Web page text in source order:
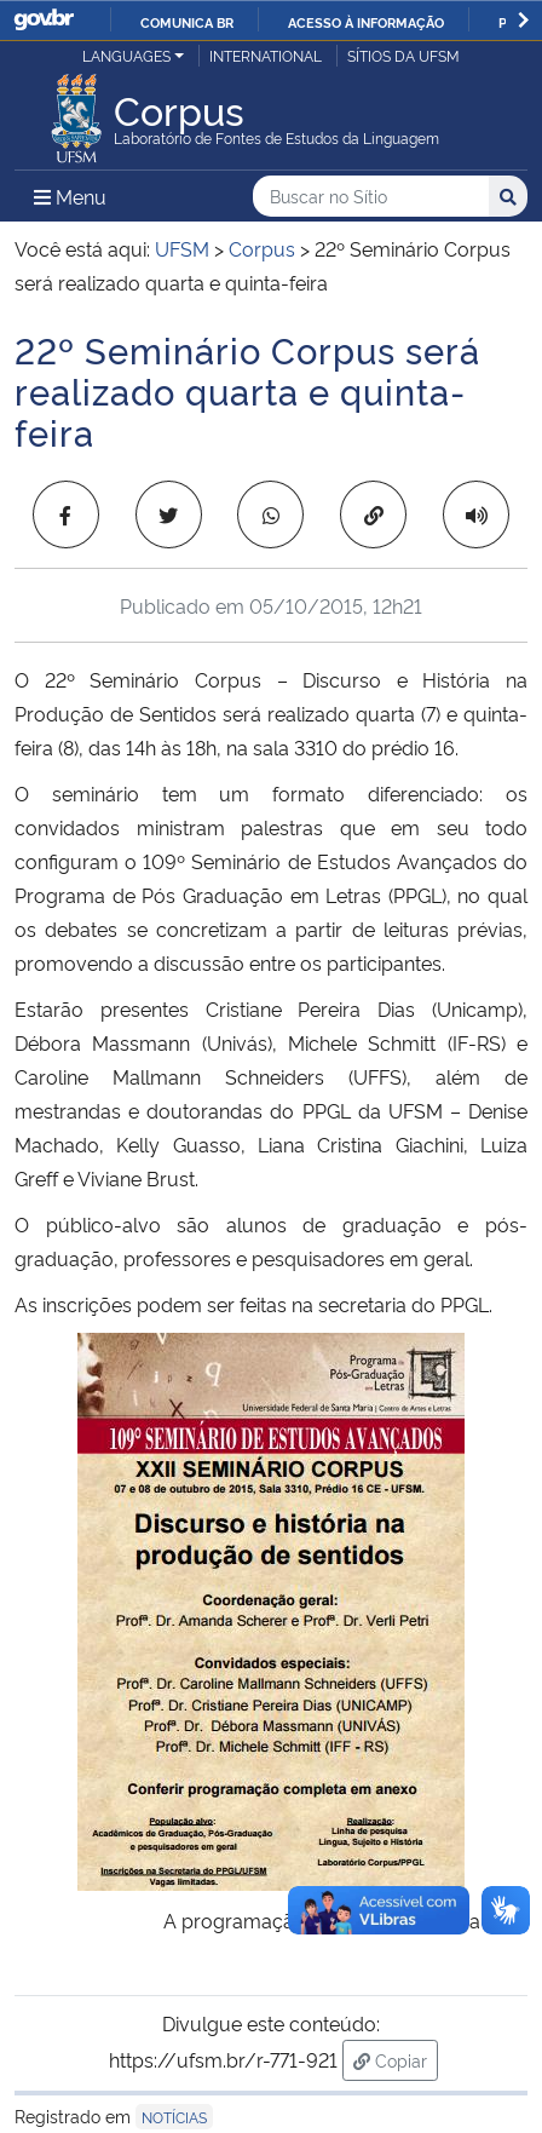
IR
COMUNICA BR ACESSO À INFORMAÇÃO
Ministério da Justiça e Segurança Pública
Ministério da Defesa
Ministério das Relações Exteriores
Ministério da Infraestrutura
Ministério da Agricultura, Pecuária e Abastecimento
Ministério da Educação
Ministério de Minas e Energia
Ministério da Ciência, Tecnologia, Inovações e Comunicações
Ministério do Meio Ambiente
Controladoria-Geral da União
Ministério da Mulher, da Família e dos Direitos Humanos
Secretaria-Geral
Gabinete de Segurança Institucional
Advocacia-Geral da União
Banco Central do Brasil
LANGUAGES INTERNATIONAL SÍTIOS DA UFSM
Corpus
Laboratório de Fontes de Estudos da Linguagem
Menu Menu Principal do Sítio
Busca
Buscar no no Sítio
Busca:
Você está aqui: UFSM >Corpus >22º Seminário Corpus
será realizado quarta e quinta-feira
Início do conteúdo
22º Seminário Corpus será
realizado quarta e quinta-
feira
Copiar para área
Publicado em 05/10/2015, 12h21
O 22º Seminário Corpus – Discurso e História na
Produção de Sentidos será realizado quarta (7) e quinta-
feira (8), das 14h às 18h, na sala 3310 do prédio 16.
O seminário tem um formato diferenciado: os
convidados ministram palestras que em seu todo
configuram o 109º Seminário de Estudos Avançados do
Programa de Pós Graduação em Letras (PPGL), no qual
os debates se concretizam a partir de leituras prévias,
promovendo a discussão entre os participantes.
Estarão presentes Cristiane Pereira Dias (Unicamp),
Débora Massmann (Univás), Michele Schmitt (IF-RS) e
Caroline Mallmann Schneiders (UFFS), além de
mestrandas e doutorandas do PPGL da UFSM – Denise
Machado, Kelly Guasso, Liana Cristina Giachini, Luiza
Greff e Viviane Brust.
O público-alvo são alunos de graduação e pós-
graduação, professores e pesquisadores em geral.
As inscrições podem ser feitas na secretaria do PPGL.
A programação pode ser conferida aqui
Divulgue este conteúdo:
https://ufsm.br/r-771-921
Copiar
para área de
Registrado em
NOTÍCIAS